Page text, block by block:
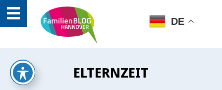
DE
ELTERNZEIT